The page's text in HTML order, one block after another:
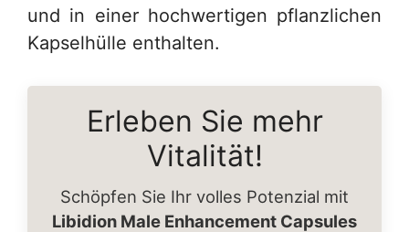
und in einer hochwertigen pflanzlichen
Kapselhülle enthalten.
Erleben Sie mehr
Vitalität!
Schöpfen Sie Ihr volles Potenzial mit
Libidion Male Enhancement Capsules